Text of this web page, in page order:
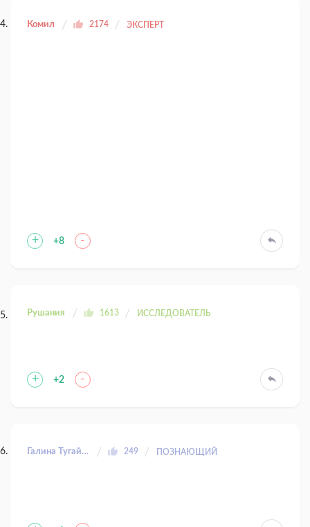
Комил 2174 ЭКСПЕРТ
+ +8 -
Рушания 1613 ИССЛЕДОВАТЕЛЬ
+ +2 -
Галина Тугайбей 249 ПОЗНАЮЩИЙ